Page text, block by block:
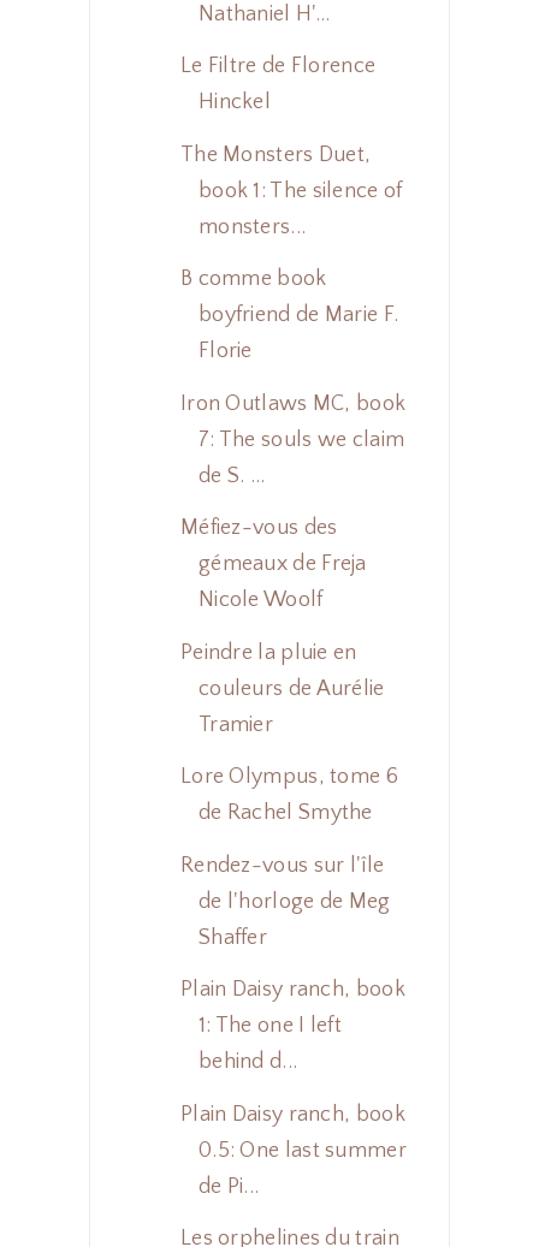
Nathaniel H'...
Le Filtre de Florence
Hinckel
The Monsters Duet,
book 1: The silence of
monsters...
B comme book
boyfriend de Marie F.
Florie
Iron Outlaws MC, book
7: The souls we claim
de S. ...
Méfiez-vous des
gémeaux de Freja
Nicole Woolf
Peindre la pluie en
couleurs de Aurélie
Tramier
Lore Olympus, tome 6
de Rachel Smythe
Rendez-vous sur l'île
de l'horloge de Meg
Shaffer
Plain Daisy ranch, book
1: The one I left
behind d...
Plain Daisy ranch, book
0.5: One last summer
de Pi...
Les orphelines du train